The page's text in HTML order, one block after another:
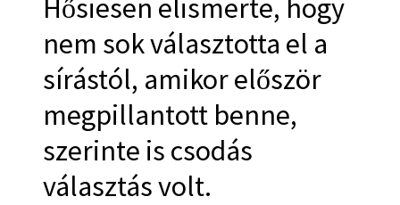
Hősiesen elismerte, hogy
nem sok választotta el a
sírástól, amikor először
megpillantott benne,
szerinte is csodás
választás volt.